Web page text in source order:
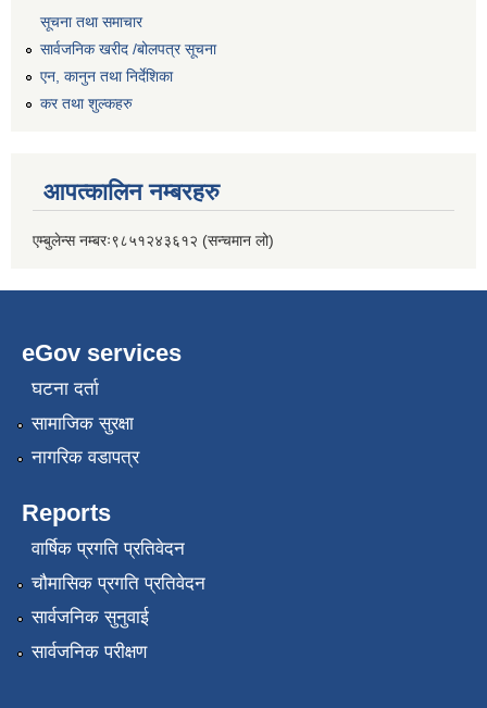
सूचना तथा समाचार
सार्वजनिक खरीद /बोलपत्र सूचना
एन, कानुन तथा निर्देशिका
कर तथा शुल्कहरु
आपत्कालिन नम्बरहरु
एम्बुलेन्स नम्बरः९८५१२४३६१२ (सन्चमान लो)
eGov services
घटना दर्ता
सामाजिक सुरक्षा
नागरिक वडापत्र
Reports
वार्षिक प्रगति प्रतिवेदन
चौमासिक प्रगति प्रतिवेदन
सार्वजनिक सुनुवाई
सार्वजनिक परीक्षण